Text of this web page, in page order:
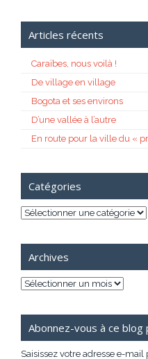
Articles récents
Caraïbes, nous voilà !
De village en village
Bogota et ses environs
D’une vallée à l’autre
En route pour la ville du «
Catégories
Catégories
Archives
Archives
Abonnez-vous à ce blog
Saisissez votre adresse e-